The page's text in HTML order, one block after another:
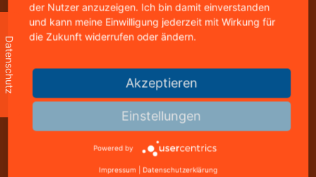
mediastyle werbeagentur
inhaber: jürgen stündl
buchbindergasse 4
telefon: +49 9221 823502
freecall: 0800 8288800
telefax: +49 9221 823502
info@mediastyle.de
www.@mediastyle.de
Datenschutz
der Nutzer anzuzeigen. Ich bin damit einverstanden
und kann meine Einwilligung jederzeit mit Wirkung für
die Zukunft widerrufen oder ändern.
Akzeptieren
Einstellungen
Powered by
Impressum Datenschutzerklärung